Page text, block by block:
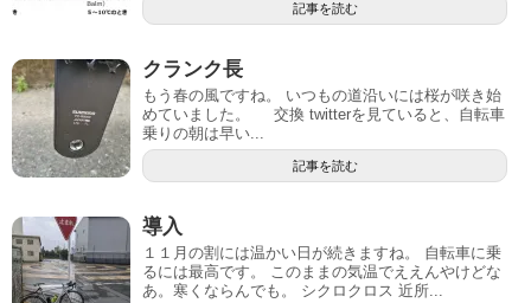
記事を読む
クランク長
もう春の風ですね。 いつもの道沿いには桜が咲き始
めていました。 交換 twitterを見ていると、自転車
乗りの朝は早い...
記事を読む
導入
１１月の割には温かい日が続きますね。 自転車に乗
るには最高です。 このままの気温でええんやけどな
あ。寒くならんでも。 シクロクロス 近所...